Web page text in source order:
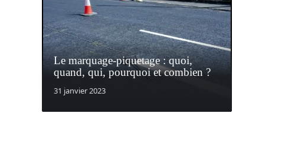
Le marquage-piquetage : quoi,
quand, qui, pourquoi et combien ?
31 janvier 2023